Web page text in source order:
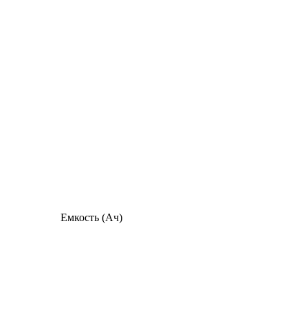
Емкость (Ач)